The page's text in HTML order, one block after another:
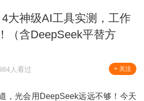
大神级AI工具实测，工作
（含DeepSeek平替方
人看过 + 关注
，光会用DeepSeek远远不够！今天